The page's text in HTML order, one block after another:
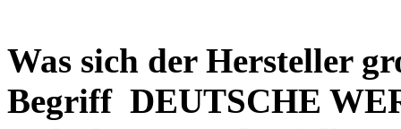
Was sich der Hersteller
Begriff DEUTSCHE